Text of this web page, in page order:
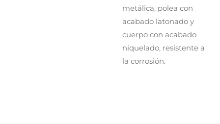
metálica, polea con
acabado latonado y
cuerpo con acabado
niquelado, resistente a
la corrosión.